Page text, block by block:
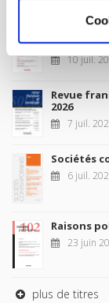
Revue
2026
10 juil.
Revue
2026
7 juil.
Sociétés
6 juil.
Raisons
23 juin
plus de titres